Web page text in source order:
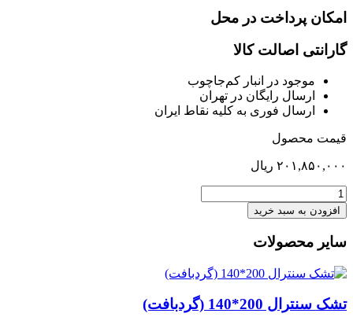
امکان پرداخت در محل
گارانتی اصالت کالا
موجود در انبار کم‌‌جاچوب
ارسال رایگان در تهران
ارسال فوری به کلیه نقاط ایران
قیمت محصول
۲۰۱,۸۵۰,۰۰۰ ریال
میز
تحریر
رنیور
عدد
افزودن به سبد خرید
سایر محصولات
تشک سنترال 200*140 (گردبافت)